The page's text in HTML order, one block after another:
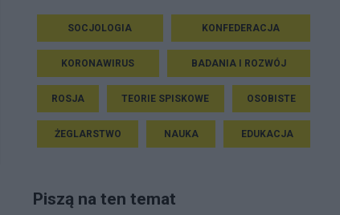
SOCJOLOGIA KONFEDERACJA
KORONAWIRUS BADANIA I ROZWÓJ
ROSJA TEORIE SPISKOWE OSOBISTE
ŻEGLARSTWO NAUKA EDUKACJA
Piszą na ten temat